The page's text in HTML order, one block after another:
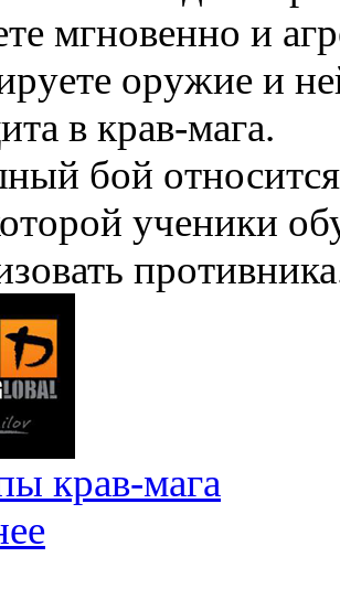
мгновенно и
оружие и
в крав-мага.
бой
ученики
крав-мага